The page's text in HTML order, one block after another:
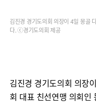
김진경 경기도의회 의장이 4일 몽골
다. ⓒ경기도의회 제공
김진경 경기도의회 의장
회 대표 친선연맹 의회인